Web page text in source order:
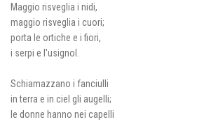
Maggio risveglia i nidi,
maggio risveglia i cuori;
porta le ortiche e i fiori,
i serpi e l'usignol.
Schiamazzano i fanciulli
in terra e in ciel gli augelli;
le donne hanno nei capelli